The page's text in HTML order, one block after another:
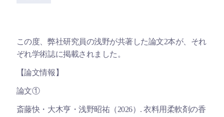
この度、弊社研究員の浅野が共著した論文2本が、それ
ぞれ学術誌に掲載されました。
【論文情報】
論文①
斎藤快・大木亨・浅野昭祐（2026）. 衣料用柔軟剤の香